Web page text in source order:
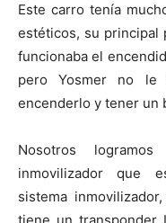
Este carro tenía
estéticos, su principal
funcionaba el
pero Yosmer no
encenderlo y tener un
Nosotros
inmovilizador que
sistema